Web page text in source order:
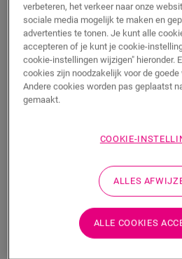
m²
TOEVOEGEN AAN
Weet je niet zeker of
Bekijk hoe het eruit zou zien
Bestel een sample
verbeteren, het verkeer naar onze
sociale media mogelijk te maken en
advertenties te tonen. Je kunt alle
accepteren of je kunt je cookie-
cookie-instellingen wijzigen" hieronder.
cookies zijn noodzakelijk voor de
Andere cookies worden pas geplaatst
gemaakt.
COOKIE-
ALLES
ALLE COOKIES